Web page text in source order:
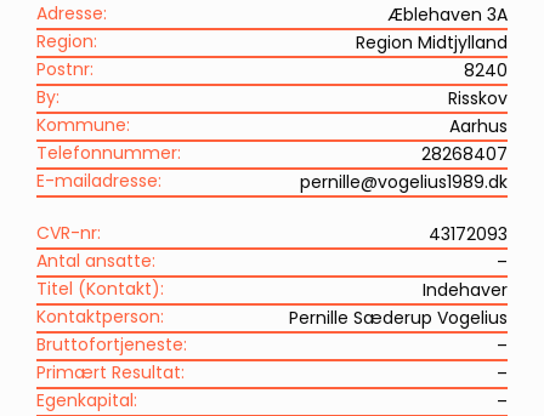
Adresse:
Æblehaven 3A
Region:
Region Midtjylland
Postnr:
8240
By:
Risskov
Kommune:
Aarhus
Telefonnummer:
28268407
E-mailadresse:
pernille@vogelius1989.dk
CVR-nr:
43172093
Antal ansatte:
–
Titel (Kontakt):
Indehaver
Kontaktperson:
Pernille Sæderup Vogelius
Bruttofortjeneste:
–
Primært Resultat:
–
Egenkapital:
–